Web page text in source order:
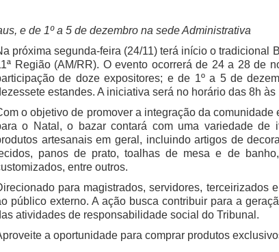
e de 1º a 5 de dezembro na sede Administrativa
próxima segunda-feira (24/11) terá início o tradicional
Região (AM/RR). O evento ocorrerá de 24 a 28 de
de doze expositores; e de 1º a 5 de
estandes. A iniciativa será no horário das 8h às
o objetivo de promover a integração da
o Natal, o bazar contará com uma variedade de
artesanais em geral, incluindo artigos de
panos de prato, toalhas de mesa e de
entre outros.
para magistrados, servidores, terceirizados
público externo. A ação busca contribuir para a
atividades de responsabilidade social do Tribunal.
a oportunidade para comprar produtos